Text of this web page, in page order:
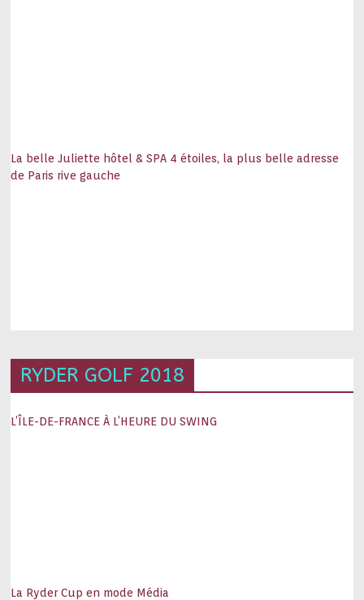
La belle Juliette hôtel & SPA 4 étoiles, la plus belle adresse
de Paris rive gauche
RYDER GOLF 2018
L’ÎLE-DE-FRANCE À L’HEURE DU SWING
La Ryder Cup en mode Média